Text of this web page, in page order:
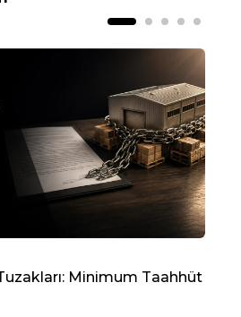
Minimum Taahhüt